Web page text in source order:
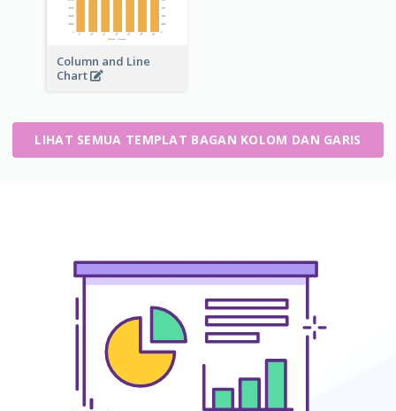
Column and Line
Chart
LIHAT SEMUA TEMPLAT BAGAN KOLOM DAN GARIS